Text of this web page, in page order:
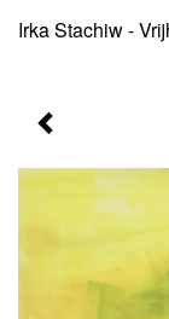
Irka Stachiw -